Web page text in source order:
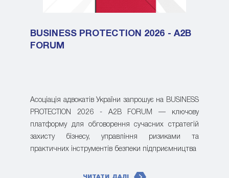
BUSINESS PROTECTION 2026 - A2B
FORUM
Асоціація адвокатів України запрошує на BUSINESS
PROTECTION 2026 - A2B FORUM — ключову
платформу для обговорення сучасних стратегій
захисту бізнесу, управління ризиками та
практичних інструментів безпеки підприємництва
ЧИТАТИ ДАЛІ